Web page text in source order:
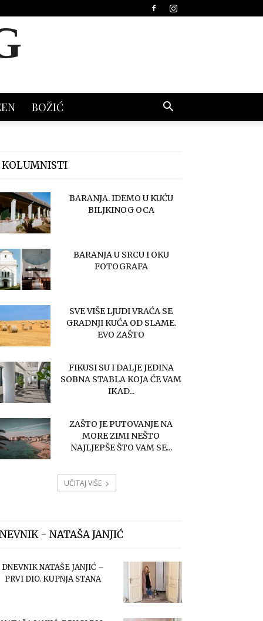
BOŽIĆ
KOLUMNISTI
BARANJA. IDEMO U KUĆU
BILJKINOG OCA
BARANJA U SRCU I OKU
FOTOGRAFA
SVE VIŠE LJUDI VRAĆA SE
GRADNJI KUĆA OD SLAME.
EVO ZAŠTO
FIKUSI SU I DALJE JEDINA
SOBNA STABLA KOJA ĆE VAM
IKAD...
ZAŠTO JE PUTOVANJE NA
MORE ZIMI NEŠTO
NAJLJEPŠE ŠTO VAM SE...
UČITAJ VIŠE
- NATAŠA JANJIĆ
DNEVNIK NATAŠE JANJIĆ –
PRVI DIO. KUPNJA STANA